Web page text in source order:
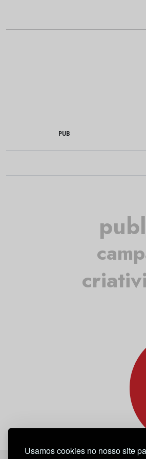
Usamos cookies no nosso site
PUB